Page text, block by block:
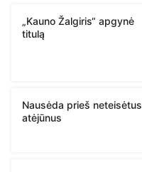
„Kauno Žalgiris“ apgynė
titulą
Nausėda prieš neteisėtus
atėjūnus